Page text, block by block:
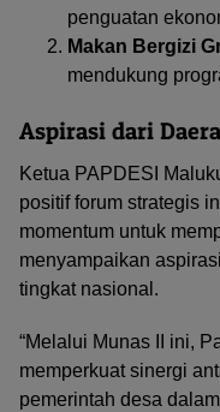
penguatan
Makan Bergizi
mendukung
Aspirasi dari
Ketua PAPDESI
positif forum strategis
momentum untuk
menyampaikan
tingkat nasional.
“Melalui Munas II ini,
memperkuat sinergi
pemerintah desa